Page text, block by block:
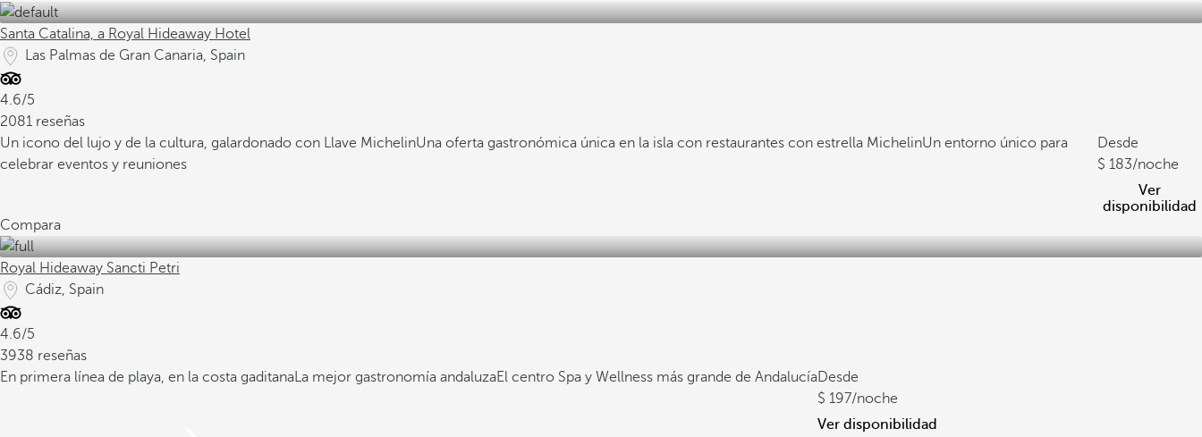
Santa Catalina, a Royal Hideaway Hotel
Las Palmas de Gran Canaria, Spain
4.6/5
2081 reseñas
Un icono del lujo y de la cultura, galardonado con Llave MichelinUna oferta gastronómica única en la isla con restaurantes con estrella MichelinUn entorno único para
celebrar eventos y reuniones
Desde
183/noche
Ver
disponibilidad
Compara
Royal Hideaway Sancti Petri
Cádiz, Spain
4.6/5
3938 reseñas
En primera línea de playa, en la costa gaditanaLa mejor gastronomía andaluzaEl centro Spa y Wellness más grande de AndalucíaDesde
197/noche
Ver disponibilidad